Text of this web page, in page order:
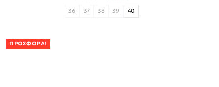
36 37 38 39 40
ΠΡΟΣΦΟΡΆ!